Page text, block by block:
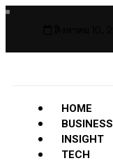
HOME
BUSINESS
INSIGHT
TECH